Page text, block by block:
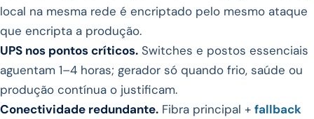
local na mesma rede é encriptado pelo mesmo ataque
que encripta a produção.
UPS nos pontos críticos. Switches e postos essenciais
aguentam 1–4 horas; gerador só quando frio, saúde ou
produção contínua o justificam.
Conectividade redundante. Fibra principal + fallback